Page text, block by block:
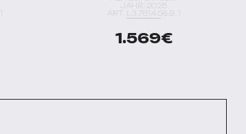
JAHR: 2025
ART. L3.781.4.56.9_1
1.569€